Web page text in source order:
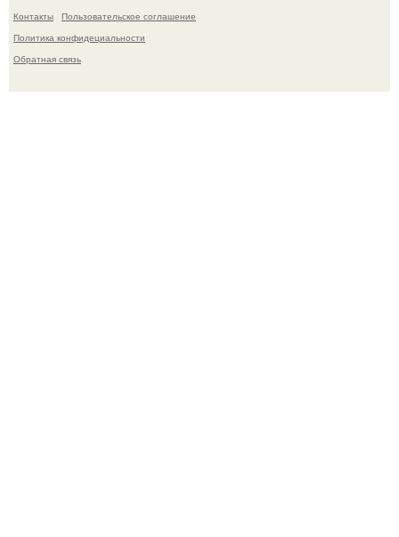
Контакты
Пользовательское соглашение
Политика конфидециальности
Обратная связь